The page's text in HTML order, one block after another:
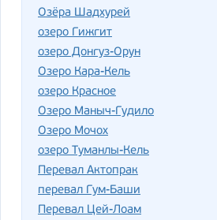
Озёра Шадхурей
озеро Гижгит
озеро Донгуз-Орун
Озеро Кара-Кель
озеро Красное
Озеро Маныч-Гудило
Озеро Мочох
озеро Туманлы-Кель
Перевал Актопрак
перевал Гум-Баши
Перевал Цей-Лоам